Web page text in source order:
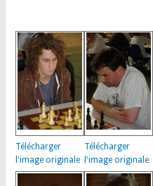
Télécharger
l'image originale
Télécharger
l'image originale